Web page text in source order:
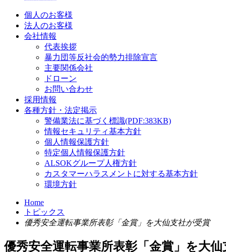
個人のお客様
法人のお客様
会社情報
代表挨拶
暴力団等反社会的勢力排除宣言
主要関係会社
ドローン
お問い合わせ
採用情報
各種方針・法定掲示
警備業法に基づく標識(PDF:383KB)
情報セキュリティ基本方針
個人情報保護方針
特定個人情報保護方針
ALSOKグループ人権方針
カスタマーハラスメントに対する基本方針
環境方針
Home
トピックス
優秀安全運転事業所表彰「金賞」を大仙支社が受賞
優秀安全運転事業所表彰「金賞」を大